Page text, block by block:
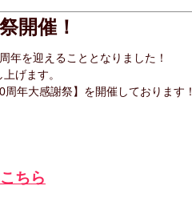
開催！
年を迎えることとなりました！
げます。
年大感謝祭】を開催しております！
ちら